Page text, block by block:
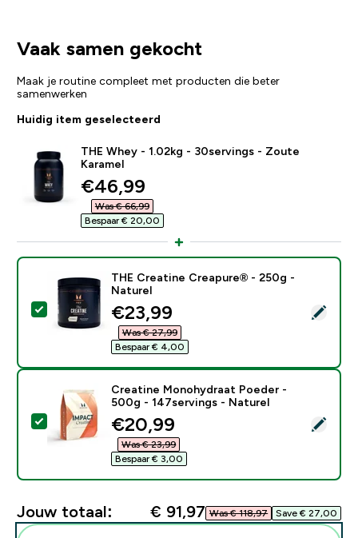
Vaak samen gekocht
Maak je routine compleet met producten die beter
samenwerken
Huidig item geselecteerd
THE Whey - 1.02kg - 30servings - Zoute
Karamel
discounted price
€46,99‎
Was € 66,99‎
Bespaar € 20,00‎
Selecteer dit product - THE Creatine Creapure® -
THE Creatine Creapure® - 250g -
Naturel
discounted price
€23,99‎
Was € 27,99‎
Bespaar € 4,00‎
Selecteer dit product - Creatine Monohydraat
Creatine Monohydraat Poeder -
500g - 147servings - Naturel
discounted price
€20,99‎
Was € 23,99‎
Bespaar € 3,00‎
Jouw totaal: € 91,97‎ Was € 118,97‎ Save € 27,00‎